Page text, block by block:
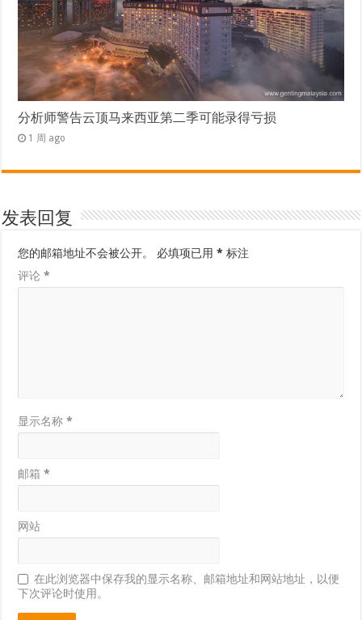
分析师警告云顶马来西亚第二季可能录得亏损
1 周 ago
发表回复
您的邮箱地址不会被公开。 必填项已用* 标注
评论*
显示名称*
邮箱*
网站
在此浏览器中保存我的显示名称、邮箱地址和网站地址，以便
下次评论时使用。